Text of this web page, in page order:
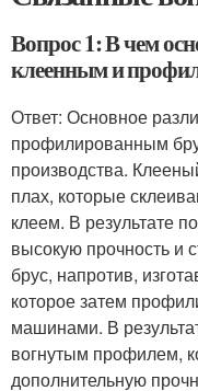
Вопрос 1: В чем
клеенным и
Ответ: Основное
профилированным
производства.
плах, которые
клеем. В результате
высокую прочность и
брус, напротив,
которое затем
машинами. В
вогнутым профилем,
дополнительную